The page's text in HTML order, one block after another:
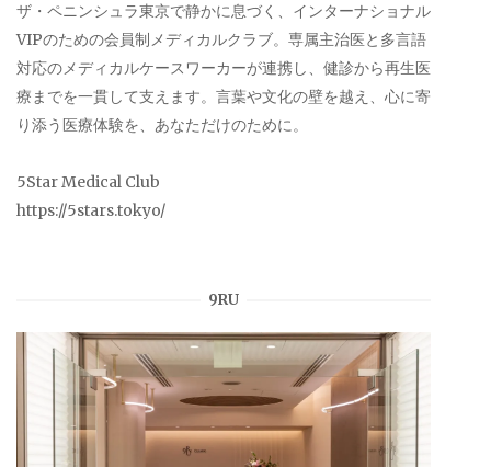
ザ・ペニンシュラ東京で静かに息づく、インターナショナル
VIPのための会員制メディカルクラブ。専属主治医と多言語
対応のメディカルケースワーカーが連携し、健診から再生医
療までを一貫して支えます。言葉や文化の壁を越え、心に寄
り添う医療体験を、あなただけのために。
5Star Medical Club
https://5stars.tokyo/
9RU